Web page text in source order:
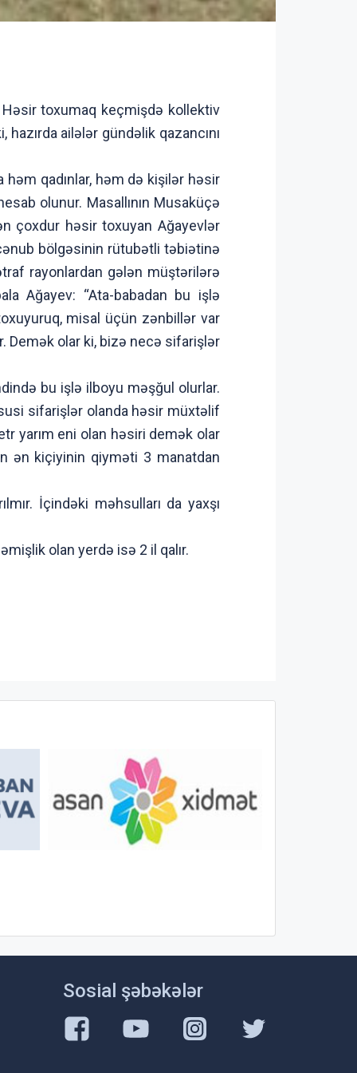
toxumaq keçmişdə kollektiv
ailələr gündəlik qazancını
qadınlar, həm də kişilər həsir
olunur. Masallının Musaküçə
çoxdur həsir toxuyan Ağayevlər
bölgəsinin rütubətli təbiətinə
rayonlardan gələn müştərilərə
Ağayev: “Ata-babadan bu işlə
misal üçün zənbillər var
Demək olar ki, bizə necə sifarişlər
bu işlə ilboyu məşğul olurlar.
sifarişlər olanda həsir müxtəlif
yarım eni olan həsiri demək olar
ən kiçiyinin qiyməti 3 manatdan
İçindəki məhsulları da yaxşı
olan yerdə isə 2 il qalır.
Sosial şəbəkələr